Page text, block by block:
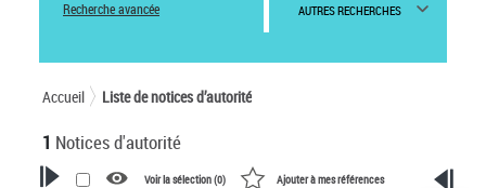
Recherche avancée AUTRES RECHERCHES
Accueil Liste de notices d’autorité
1 Notices d'autorité
Voir la sélection (0) Ajouter à mes références